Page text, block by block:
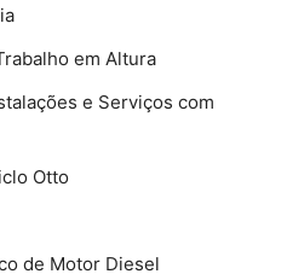
em Altura
e Serviços com
Otto
de Motor Diesel